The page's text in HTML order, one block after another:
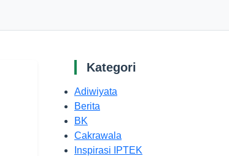
Kategori
Adiwiyata
Berita
BK
Cakrawala
Inspirasi IPTEK